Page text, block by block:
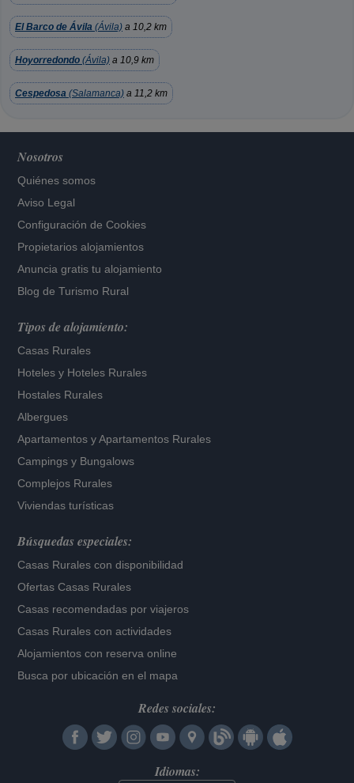
El Barco de Ávila (Ávila) a 10,2 km
Hoyorredondo (Ávila) a 10,9 km
Cespedosa (Salamanca) a 11,2 km
Nosotros
Quiénes somos
Aviso Legal
Configuración de Cookies
Propietarios alojamientos
Anuncia gratis tu alojamiento
Blog de Turismo Rural
Tipos de alojamiento:
Casas Rurales
Hoteles y Hoteles Rurales
Hostales Rurales
Albergues
Apartamentos yApartamentos Rurales
Campings y Bungalows
Complejos Rurales
Viviendas turísticas
Búsquedas especiales:
Casas Rurales con disponibilidad
Ofertas Casas Rurales
Casas recomendadas por viajeros
Casas Rurales con actividades
Alojamientos con reserva online
Busca por ubicación en el mapa
Redes sociales:
Idiomas: